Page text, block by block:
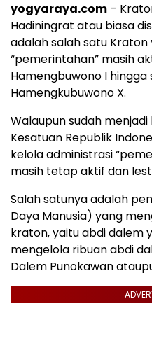
yogyaraya.com –
Hadiningrat atau biasa
adalah salah satu
“pemerintahan” masih
Hamengbuwono I hingga
Hamengkubuwono X.
Walaupun sudah
Kesatuan Republik
kelola administrasi
masih tetap aktif dan
Salah satunya adalah
Daya Manusia) yang
kraton, yaitu abdi dalem
mengelola ribuan abdi
Dalem Punokawan